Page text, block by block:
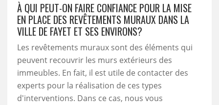
À QUI PEUT-ON FAIRE CONFIANCE POUR LA MISE
EN PLACE DES REVÊTEMENTS MURAUX DANS LA
VILLE DE FAYET ET SES ENVIRONS?
Les revêtements muraux sont des éléments qui
peuvent recouvrir les murs extérieurs des
immeubles. En fait, il est utile de contacter des
experts pour la réalisation de ces types
d'interventions. Dans ce cas, nous vous